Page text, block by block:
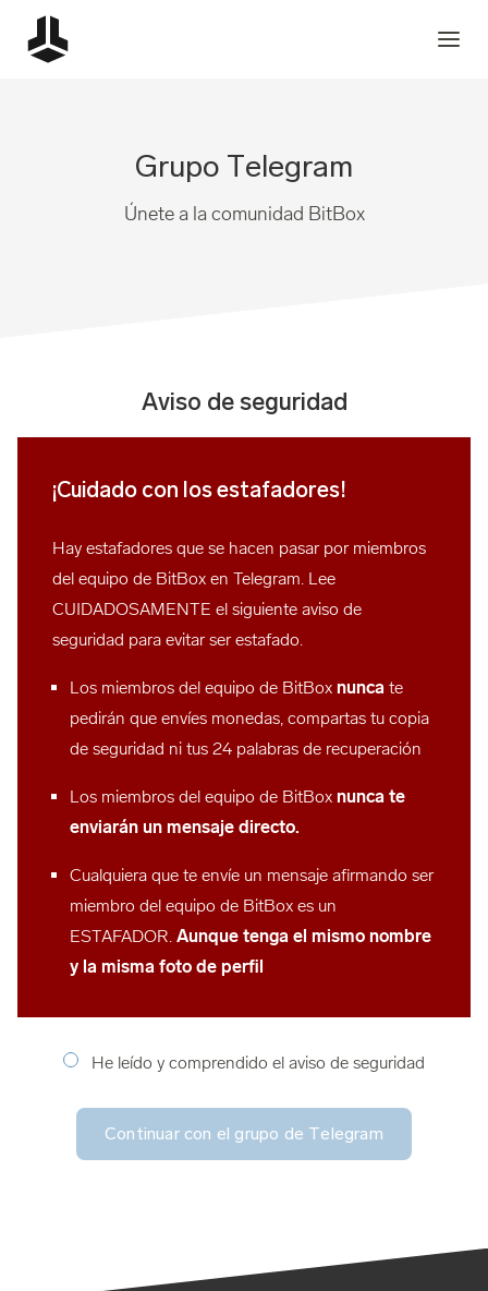
Grupo Telegram
Únete a la comunidad BitBox
Aviso de seguridad
¡Cuidado con los estafadores!
Hay estafadores que se hacen pasar por miembros
del equipo de BitBox en Telegram. Lee
CUIDADOSAMENTE el siguiente aviso de
seguridad para evitar ser estafado.
Los miembros del equipo de BitBox nunca te
pedirán que envíes monedas, compartas tu copia
de seguridad ni tus 24 palabras de recuperación
Los miembros del equipo de BitBox nunca te
enviarán un mensaje directo.
Cualquiera que te envíe un mensaje afirmando ser
miembro del equipo de BitBox es un
ESTAFADOR. Aunque tenga el mismo nombre
y la misma foto de perfil
He leído y comprendido el aviso de seguridad
Continuar con el grupo de Telegram